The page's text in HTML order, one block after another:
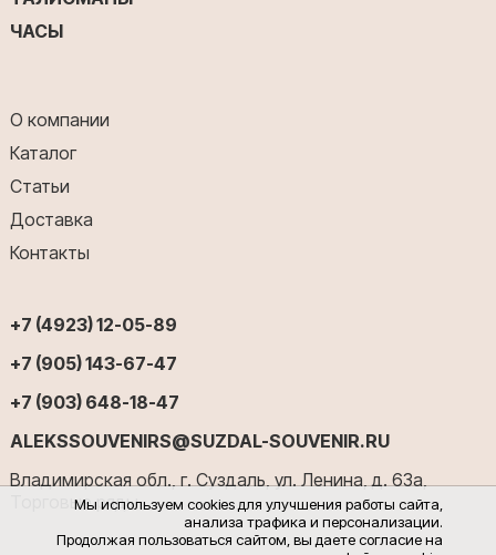
Мы используем cookies для улучшения работы сайта,
анализа трафика и персонализации.
Продолжая пользоваться сайтом, вы даете согласие на
ЧАСЫ
О компании
Каталог
Статьи
Доставка
Контакты
+7 (4923) 12-05-89
+7 (905) 143-67-47
+7 (903) 648-18-47
ALEKSSOUVENIRS@SUZDAL-SOUVENIR.RU
Владимирская обл., г. Суздаль, ул. Ленина, д. 63а,
Торговые ряды